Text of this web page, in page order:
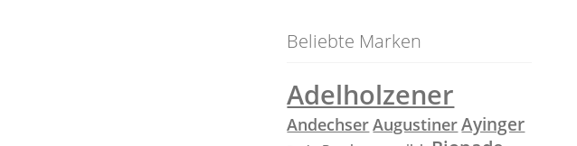
Beliebte Marken
Adelholzener
AndechserAugustinerAyinger